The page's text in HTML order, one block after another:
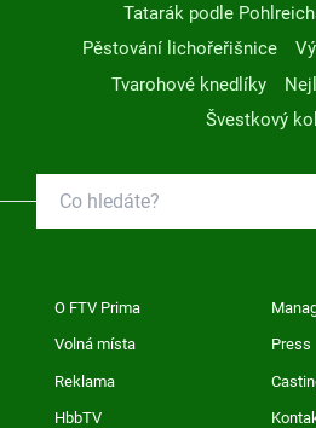
Tatarák podle
Pěstování lichořeřišnice
Tvarohové knedlíky
Švestkový
O FTV Prima
Volná místa Press
Reklama
HbbTV